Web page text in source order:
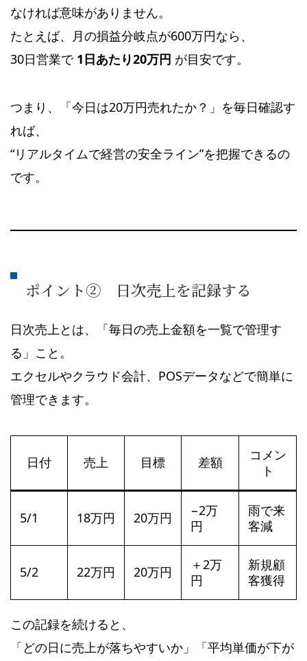
なければ意味がありません。
たとえば、月の損益分岐点が600万円なら、
30日営業で 1日あたり20万円 が目安です。
つまり、「今日は20万円売れたか？」を毎日確認す
れば、
“リアルタイムで経営の安全ライン”を把握できるの
です。
ポイント② 日次売上を記録する
日次売上とは、「毎日の売上金額を一覧で管理す
る」こと。
エクセルやクラウド会計、POSデータなどで簡単に
管理できます。
日付 売上 目標 差額
コメン
ト
5/1 18万円 20万円
−2万
円
雨で来
客減
5/2 22万円 20万円
＋2万
円
新規顧
客獲得
この記録を続けると、
「どの日に売上が落ちやすいか」「平均単価が下が